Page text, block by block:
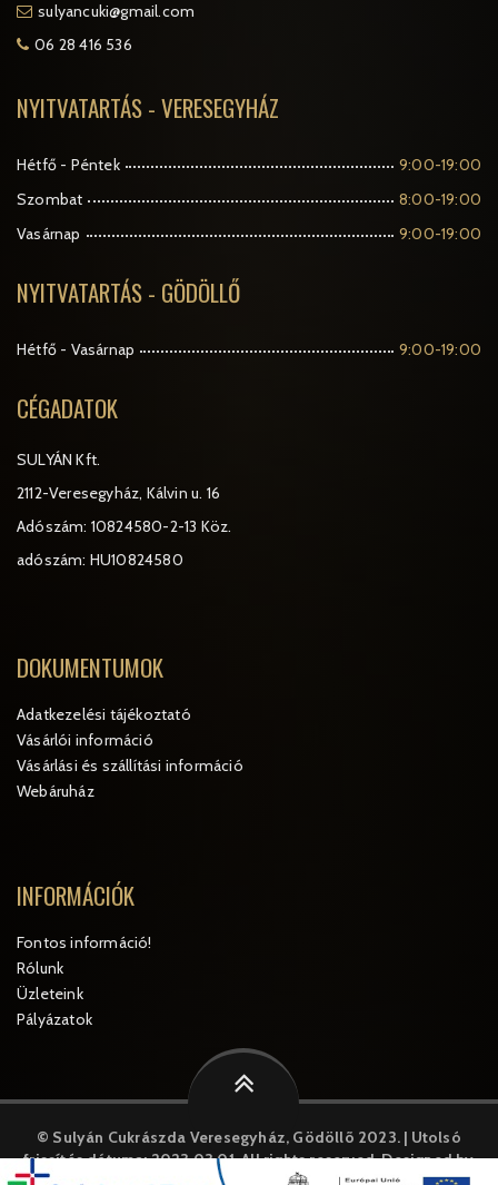
sulyancuki@gmail.com
06 28 416 536
NYITVATARTÁS - VERESEGYHÁZ
Hétfő - Péntek
9:00-19:00
Szombat
8:00-19:00
Vasárnap
9:00-19:00
NYITVATARTÁS - GÖDÖLLŐ
Hétfő - Vasárnap 9:00-19:00
CÉGADATOK
SULYÁN Kft.
2112-Veresegyház, Kálvin u. 16
Adószám: 10824580-2-13 Köz.
adószám: HU10824580
DOKUMENTUMOK
Adatkezelési tájékoztató
Vásárlói információ
Vásárlási és szállítási információ
Webáruház
INFORMÁCIÓK
Fontos információ!
Rólunk
Üzleteink
Pályázatok
© Sulyán Cukrászda Veresegyház, Gödöllõ 2023. | Utolsó
frissítés dátuma: 2023.03.01.All rights reserved. Designed by